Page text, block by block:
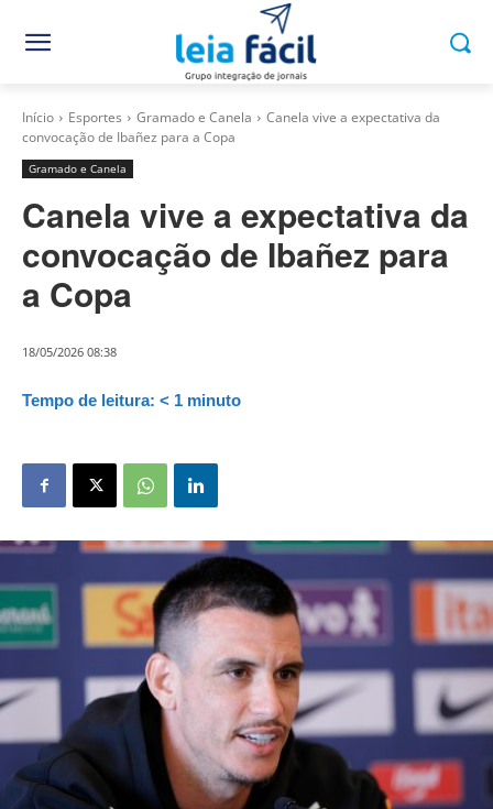
Início Esportes Gramado e Canela
Canela vive a expectativa da
convocação de Ibañez para a Copa
Gramado e Canela
Canela vive a expectativa da
convocação de Ibañez para
a Copa
18/05/2026 08:38
Tempo de leitura: < 1 minuto